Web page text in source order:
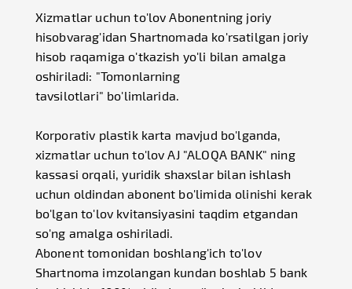
Xizmatlar uchun to'lov Abonentning joriy
hisobvarag'idan Shartnomada ko'rsatilgan joriy
hisob raqamiga o'tkazish yo'li bilan amalga
oshiriladi: "Tomonlarning
tavsilotlari" bo'limlarida.
Korporativ plastik karta mavjud bo'lganda,
xizmatlar uchun to'lov AJ "ALOQA BANK" ning
kassasi orqali, yuridik shaxslar bilan ishlash
uchun oldindan abonent bo'limida olinishi kerak
bo'lgan to'lov kvitansiyasini taqdim etgandan
so'ng amalga oshiriladi.
Abonent tomonidan boshlang'ich to'lov
Shartnoma imzolangan kundan boshlab 5 bank